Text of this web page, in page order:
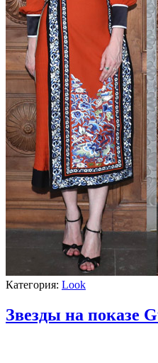
Категория: Look
Звезды на показе